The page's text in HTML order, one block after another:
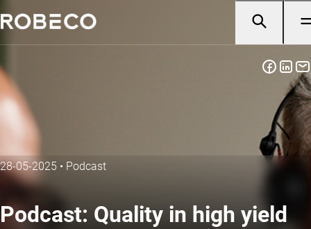
28-05-2025 • Podcast
Podcast: Quality in high yield